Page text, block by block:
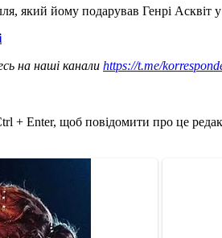
який йому подарував Генрі Асквіт
на наші канали https://t.me/
+ Enter, щоб повідомити про це